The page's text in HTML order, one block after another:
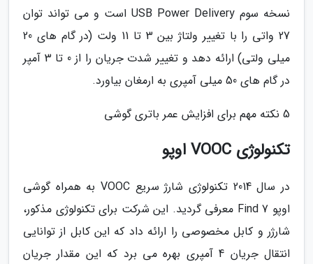
نسخه سوم USB Power Delivery است و می تواند توان
27 واتی را با تغییر ولتاژ بین 3 تا 11 ولت (در گام های 20
میلی ولتی) ارائه دهد و تغییر شدت جریان را از 0 تا 3 آمپر
در گام های 50 میلی آمپری به ارمغان بیاورد.
5 نکته مهم برای افزایش عمر باتری گوشی
تکنولوژی VOOC اوپو
در سال 2014 تکنولوژی شارژ سریع VOOC به همراه گوشی
اوپو Find 7 معرفی گردید. این شرکت برای تکنولوژی مذکور،
شارژر و کابل مخصوصی را ارائه داد که این کابل از توانایی
انتقال جریان 4 آمپری بهره می برد که این مقدار جریان